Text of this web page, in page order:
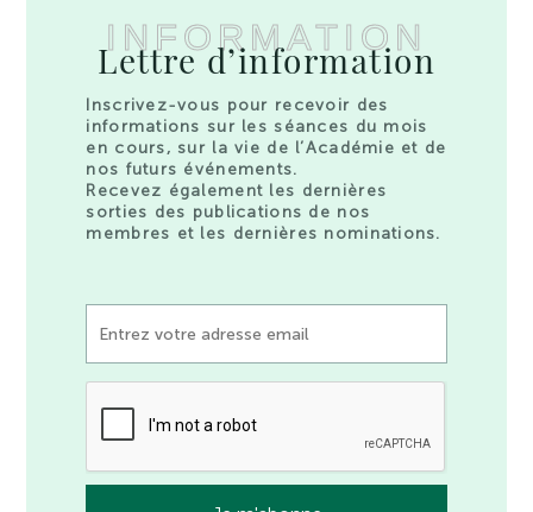
INFORMATION
Lettre d’information
Inscrivez-vous pour recevoir des
informations sur les séances du mois
en cours, sur la vie de l’Académie et de
nos futurs événements.
Recevez également les dernières
sorties des publications de nos
membres et les dernières nominations.